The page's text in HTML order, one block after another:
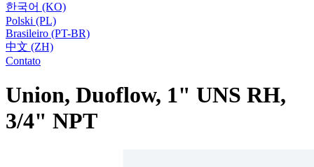
한국어 (KO)
Polski (PL)
Brasileiro (PT-BR)
中文 (ZH)
Contato
Union, Duoflow, 1" UNS RH,
3/4" NPT